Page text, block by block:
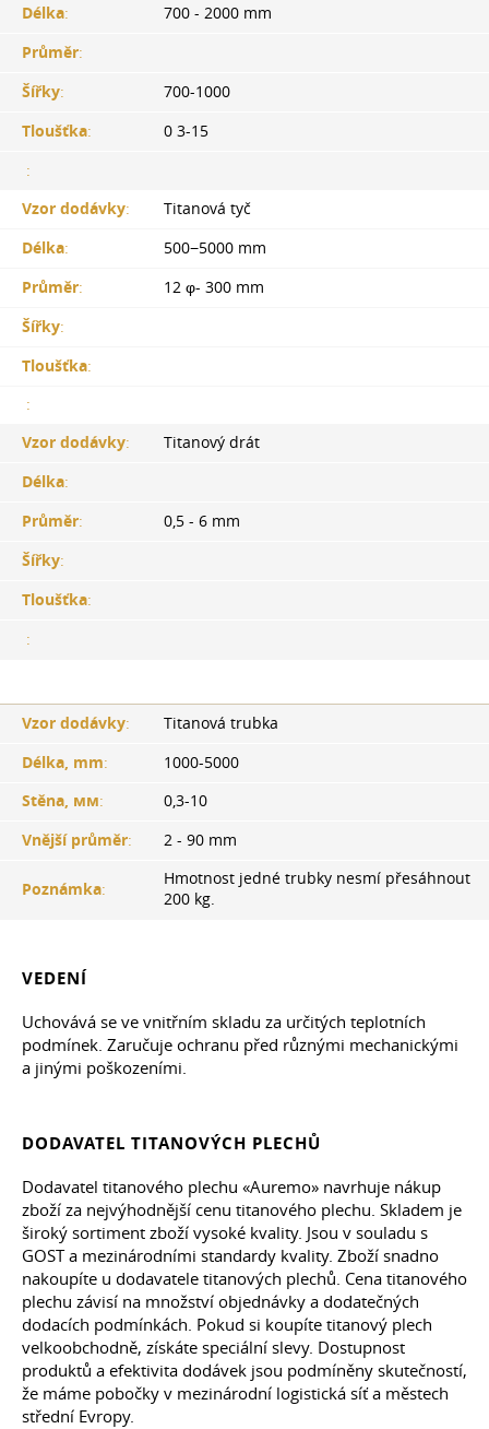
Délka:
700 - 2000 mm
Průměr:
Šířky:
700-1000
Tloušťka:
0 3-15
:
Vzor dodávky:
Titanová tyč
Délka:
500−5000 mm
Průměr:
12 φ- 300 mm
Šířky:
Tloušťka:
:
Vzor dodávky:
Titanový drát
Délka:
Průměr:
0,5 - 6 mm
Šířky:
Tloušťka:
:
Vzor dodávky:
Titanová trubka
Délka, mm:
1000-5000
Stěna, мм:
0,3-10
Vnější průměr: 2 - 90 mm
Poznámka:
Hmotnost jedné trubky nesmí přesáhnout
200 kg.
VEDENÍ
Uchovává se ve vnitřním skladu za určitých teplotních
podmínek. Zaručuje ochranu před různými mechanickými
a jinými poškozeními.
DODAVATEL TITANOVÝCH PLECHŮ
Dodavatel titanového plechu «Auremo» navrhuje nákup
zboží za nejvýhodnější cenu titanového plechu. Skladem je
široký sortiment zboží vysoké kvality. Jsou v souladu s
GOST a mezinárodními standardy kvality. Zboží snadno
nakoupíte u dodavatele titanových plechů. Cena titanového
plechu závisí na množství objednávky a dodatečných
dodacích podmínkách. Pokud si koupíte titanový plech
velkoobchodně, získáte speciální slevy. Dostupnost
produktů a efektivita dodávek jsou podmíněny skutečností,
že máme pobočky v mezinárodní logistická síť a městech
střední Evropy.